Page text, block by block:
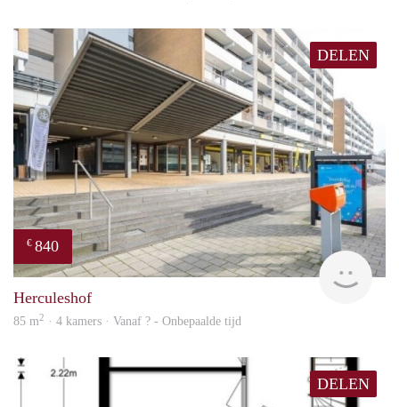
DELEN
€ 840
Herculeshof
85 m2 · 4 kamers · Vanaf ? - Onbepaalde tijd
DELEN